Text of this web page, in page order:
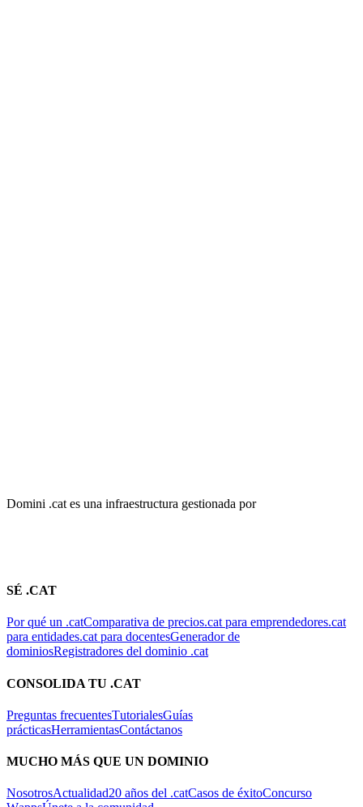
Domini .cat es una infraestructura gestionada por
SÉ .CAT
Por qué un .catComparativa de precios.cat para emprendedores.cat
para entidades.cat para docentesGenerador de
dominiosRegistradores del dominio .cat
CONSOLIDA TU .CAT
Preguntas frecuentesTutorialesGuías
prácticasHerramientasContáctanos
MUCHO MÁS QUE UN DOMINIO
NosotrosActualidad20 años del .catCasos de éxitoConcurso